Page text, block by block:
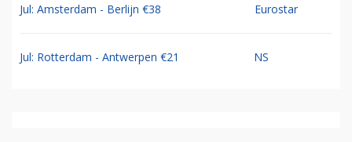
Jul: Amsterdam - Berlijn €38 Eurostar
Jul: Rotterdam - Antwerpen €21 NS